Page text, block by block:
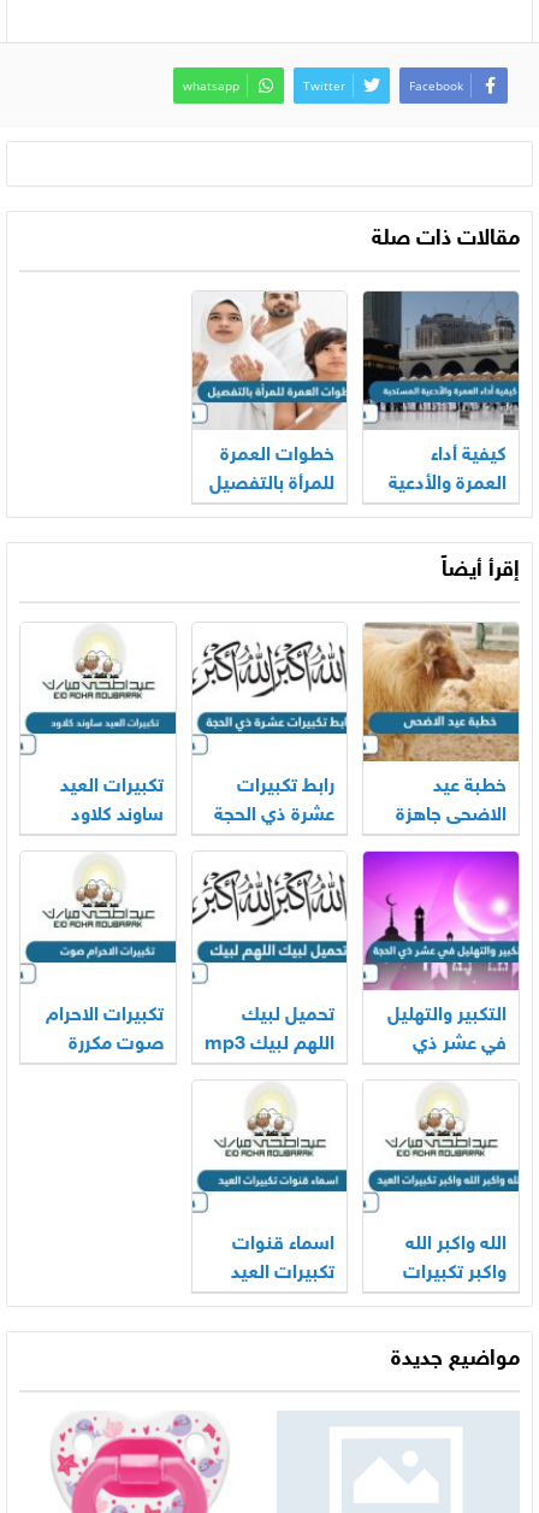
Facebook
Twitter
whatsapp
مقالات ذات صلة
كيفية أداء
العمرة والأدعية
المستحبة
خطوات العمرة
للمرأة بالتفصيل
إقرأ أيضاً
خطبة عيد
الاضحى جاهزة
2026
رابط تكبيرات
عشرة ذي الحجة
mp3 بجودة
عالية 2026
تكبيرات العيد
ساوند كلاود
بجودة عالية
التكبير والتهليل
في عشر ذي
الحجة mp3
تحميل لبيك
اللهم لبيك mp3
الحرم المكي
2026
تكبيرات الاحرام
صوت مكررة
الله واكبر الله
واكبر تكبيرات
العيد بالصوت
2026
اسماء قنوات
تكبيرات العيد
2026
مواضيع جديدة